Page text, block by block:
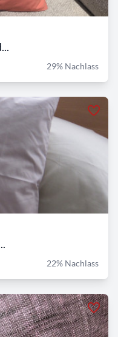
29% Nachlass
22% Nachlass